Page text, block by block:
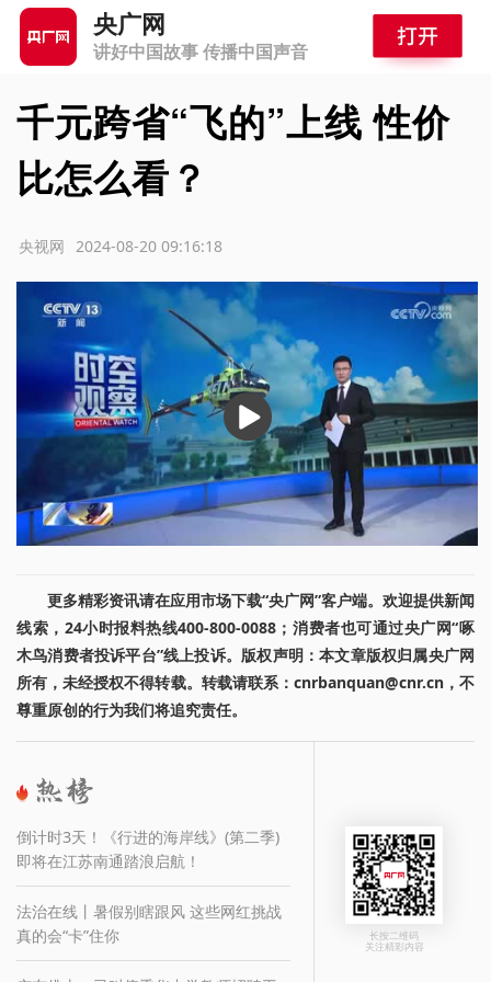
央广网
讲好中国故事 传播中国声音
千元跨省“飞的”上线 性价
比怎么看？
2024-08-20 09:16:18
央视网
播
放
更多精彩资讯请在应用市场下载“央广网”客户端。欢迎提供新闻
线索，24小时报料热线400-800-0088；消费者也可通过央广网“啄
木鸟消费者投诉平台”线上投诉。版权声明：本文章版权归属央广网
所有，未经授权不得转载。转载请联系：cnrbanquan@cnr.cn，不
尊重原创的行为我们将追究责任。
倒计时3天！《行进的海岸线》(第二季)
即将在江苏南通踏浪启航！
法治在线丨暑假别瞎跟风 这些网红挑战
真的会“卡”住你
长按二维码
关注精彩内容